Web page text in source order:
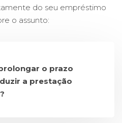
do seu empréstimo
o assunto:
o prazo
a prestação